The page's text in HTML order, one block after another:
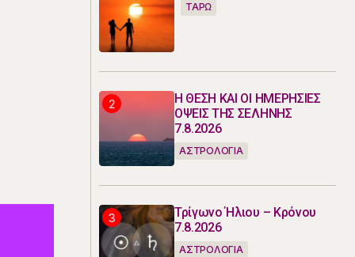
ΤΑΡΩ
Η ΘΕΣΗ ΚΑΙ ΟΙ ΗΜΕΡΗΣΙΕΣ
ΟΨΕΙΣ ΤΗΣ ΣΕΛΗΝΗΣ
7.8.2026
ΑΣΤΡΟΛΟΓΙΑ
Τρίγωνο Ήλιου – Κρόνου
7.8.2026
ΑΣΤΡΟΛΟΓΙΑ